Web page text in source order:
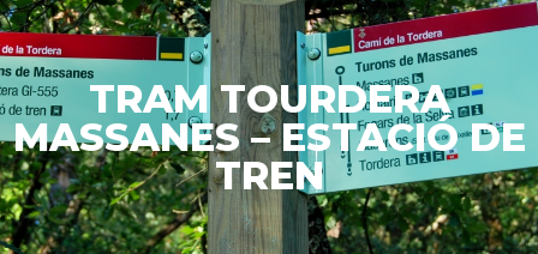
TRAM TOURDERA
MASSANES – ESTACIÓ DE
TREN